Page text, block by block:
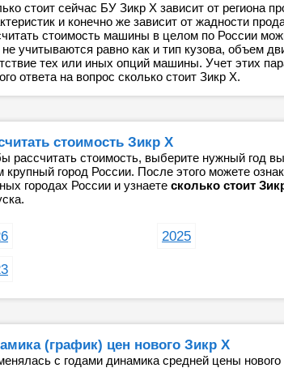
стоит сейчас БУ Зикр Х зависит от региона
и конечно же зависит от жадности
стоимость машины в целом по России
не учитываются равно как и тип кузова, объем
тех или иных опций машины. Учет этих
ответа на вопрос сколько стоит Зикр Х.
стоимость Зикр Х
рассчитать стоимость, выберите нужный год
крупный город России. После этого можете
городах России и узнаете сколько стоит
2025
(график) цен нового Зикр Х
с годами динамика средней цены